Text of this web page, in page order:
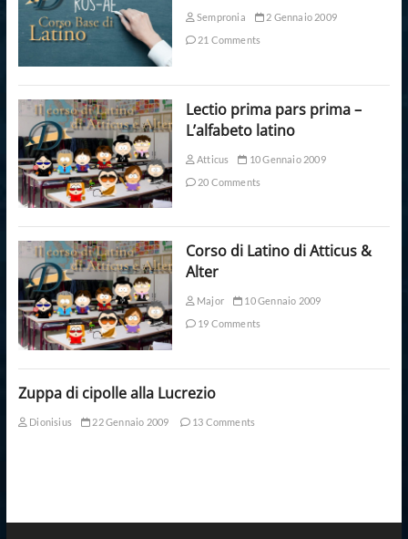
Sempronia
2 Gennaio 2009
21 Comments
Lectio prima pars prima –
L’alfabeto latino
Atticus
10 Gennaio 2009
20 Comments
Corso di Latino di Atticus &
Alter
Major
10 Gennaio 2009
19 Comments
Zuppa di cipolle alla Lucrezio
Dionisius 22 Gennaio 2009 13 Comments